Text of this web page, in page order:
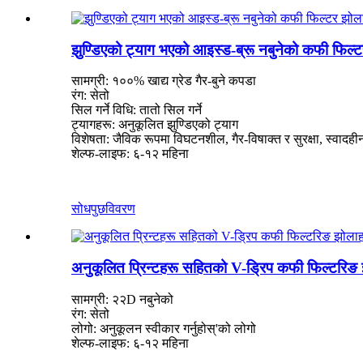
झुण्डिएको ट्याग भएको आइस्ड-ब्रू नबुनेको कफी
सामग्री: १००% खाद्य ग्रेड गैर-बुने कपडा
रंग: सेतो
सिल गर्ने विधि: तातो सिल गर्ने
ट्यागहरू: अनुकूलित झुण्डिएको ट्याग
विशेषता: जैविक रूपमा विघटनशील, गैर-विषाक्त र सुरक्षा,
शेल्फ-लाइफ: ६-१२ महिना
सोधपुछविवरण
अनुकूलित प्रिन्टहरू सहितको V-ड्रिप कफी फिल्टरिङ
सामग्री: २२D नबुनेको
रंग: सेतो
लोगो: अनुकूलन स्वीकार गर्नुहोस्'को लोगो
शेल्फ-लाइफ: ६-१२ महिना